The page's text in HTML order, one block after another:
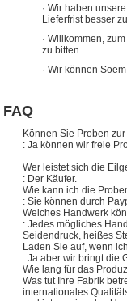
· Wir haben
Lieferfrist besser
· Willkommen,
zu bitten.
· Wir können
FAQ
Können Sie Proben
: Ja können wir freie
Wer leistet sich die
: Der Käufer.
Wie kann ich die
: Sie können durch
Welches Handwerk
: Jedes mögliches
Seidendruck, heißes
Laden Sie auf, wenn
: Ja aber wir bringt die
Wie lang für das
Was tut Ihre Fabrik
internationales